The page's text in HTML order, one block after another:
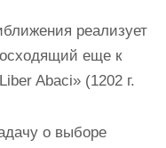
реализует
еще к
Abaci» (1202 г.
о выборе